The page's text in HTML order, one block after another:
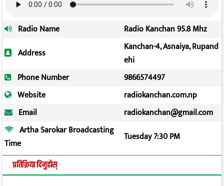
Radio Name
Radio Kanchan 95.8 Mhz
Address
Kanchan-4, Asnaiya, Rupand
ehi
Phone Number
9866574497
Website
radiokanchan.com.np
Email
radiokanchan@gmail.com
Artha Sarokar Broadcasting
Time
Tuesday 7:30 PM
प्रतिक्रिया दिनुहोस्